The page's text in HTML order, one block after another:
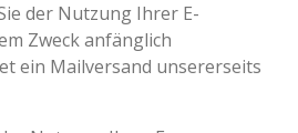
der Nutzung Ihrer E-
Zweck anfänglich
ein Mailversand unsererseits